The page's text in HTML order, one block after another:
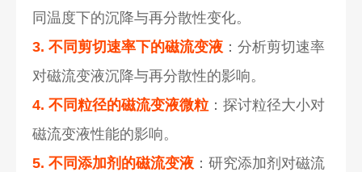
同温度下的沉降与再分散性变化。
3. 不同剪切速率下的磁流变液 ：分析剪切速率
对磁流变液沉降与再分散性的影响。
4. 不同粒径的磁流变液微粒 ：探讨粒径大小对
磁流变液性能的影响。
5. 不同添加剂的磁流变液 ：研究添加剂对磁流